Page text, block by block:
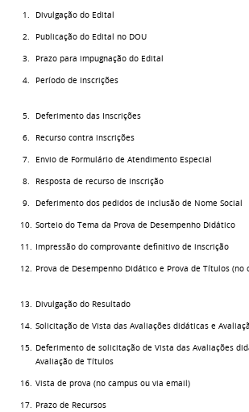
1. Divulgação do Edital
2. Publicação do Edital no DOU
3. Prazo para impugnação do Edital
4. Período de Inscrições
5. Deferimento das Inscrições
6. Recurso contra inscrições
7. Envio de Formulário de Atendimento Especial
8. Resposta de recurso de Inscrição
9. Deferimento dos pedidos de inclusão de Nome Social
10. Sorteio do Tema da Prova de Desempenho Didático
11. Impressão do comprovante definitivo de inscrição
12. Prova de Desempenho Didático e Prova de Títulos (no
13. Divulgação do Resultado
14. Solicitação de Vista das Avaliações didáticas e
15. Deferimento de solicitação de Vista das Avaliações
Avaliação de Títulos
16. Vista de prova (no campus ou via email)
17. Prazo de Recursos